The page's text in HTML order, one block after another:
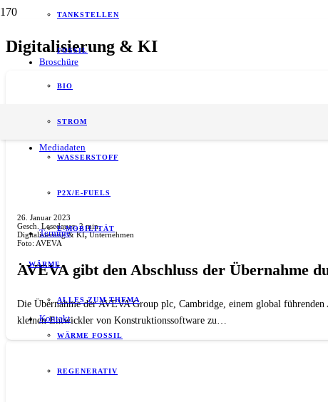
Broschüre
Mediadaten
Termine
Kontakt
TANKSTELLEN
FOSSIL
BIO
STROM
WASSERSTOFF
P2X/E-FUELS
E-MOBILITÄT
WÄRME
ALLES ZUM THEMA
WÄRME FOSSIL
REGENERATIV
Digitalisierung & KI
26. Januar 2023
Gesch. Lesedauer: 2 min.
Digitalisierung & KI,Unternehmen
Foto: AVEVA
AVEVA gibt den Abschluss der Übernahme
Die Übernahme der AVEVA Group plc, Cambridge, einem global
kleinen Entwickler von Konstruktionssoftware zu…